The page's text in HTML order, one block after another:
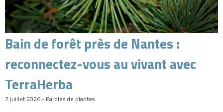
Bain de forêt près de Nantes :
reconnectez-vous au vivant avec
TerraHerba
7 juillet 2026 - Paroles de plantes